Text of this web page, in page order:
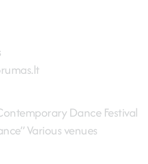
Dance Festival
Various venues